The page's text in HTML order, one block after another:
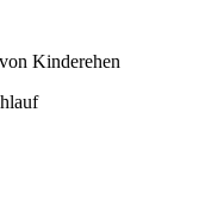
Kinderehen